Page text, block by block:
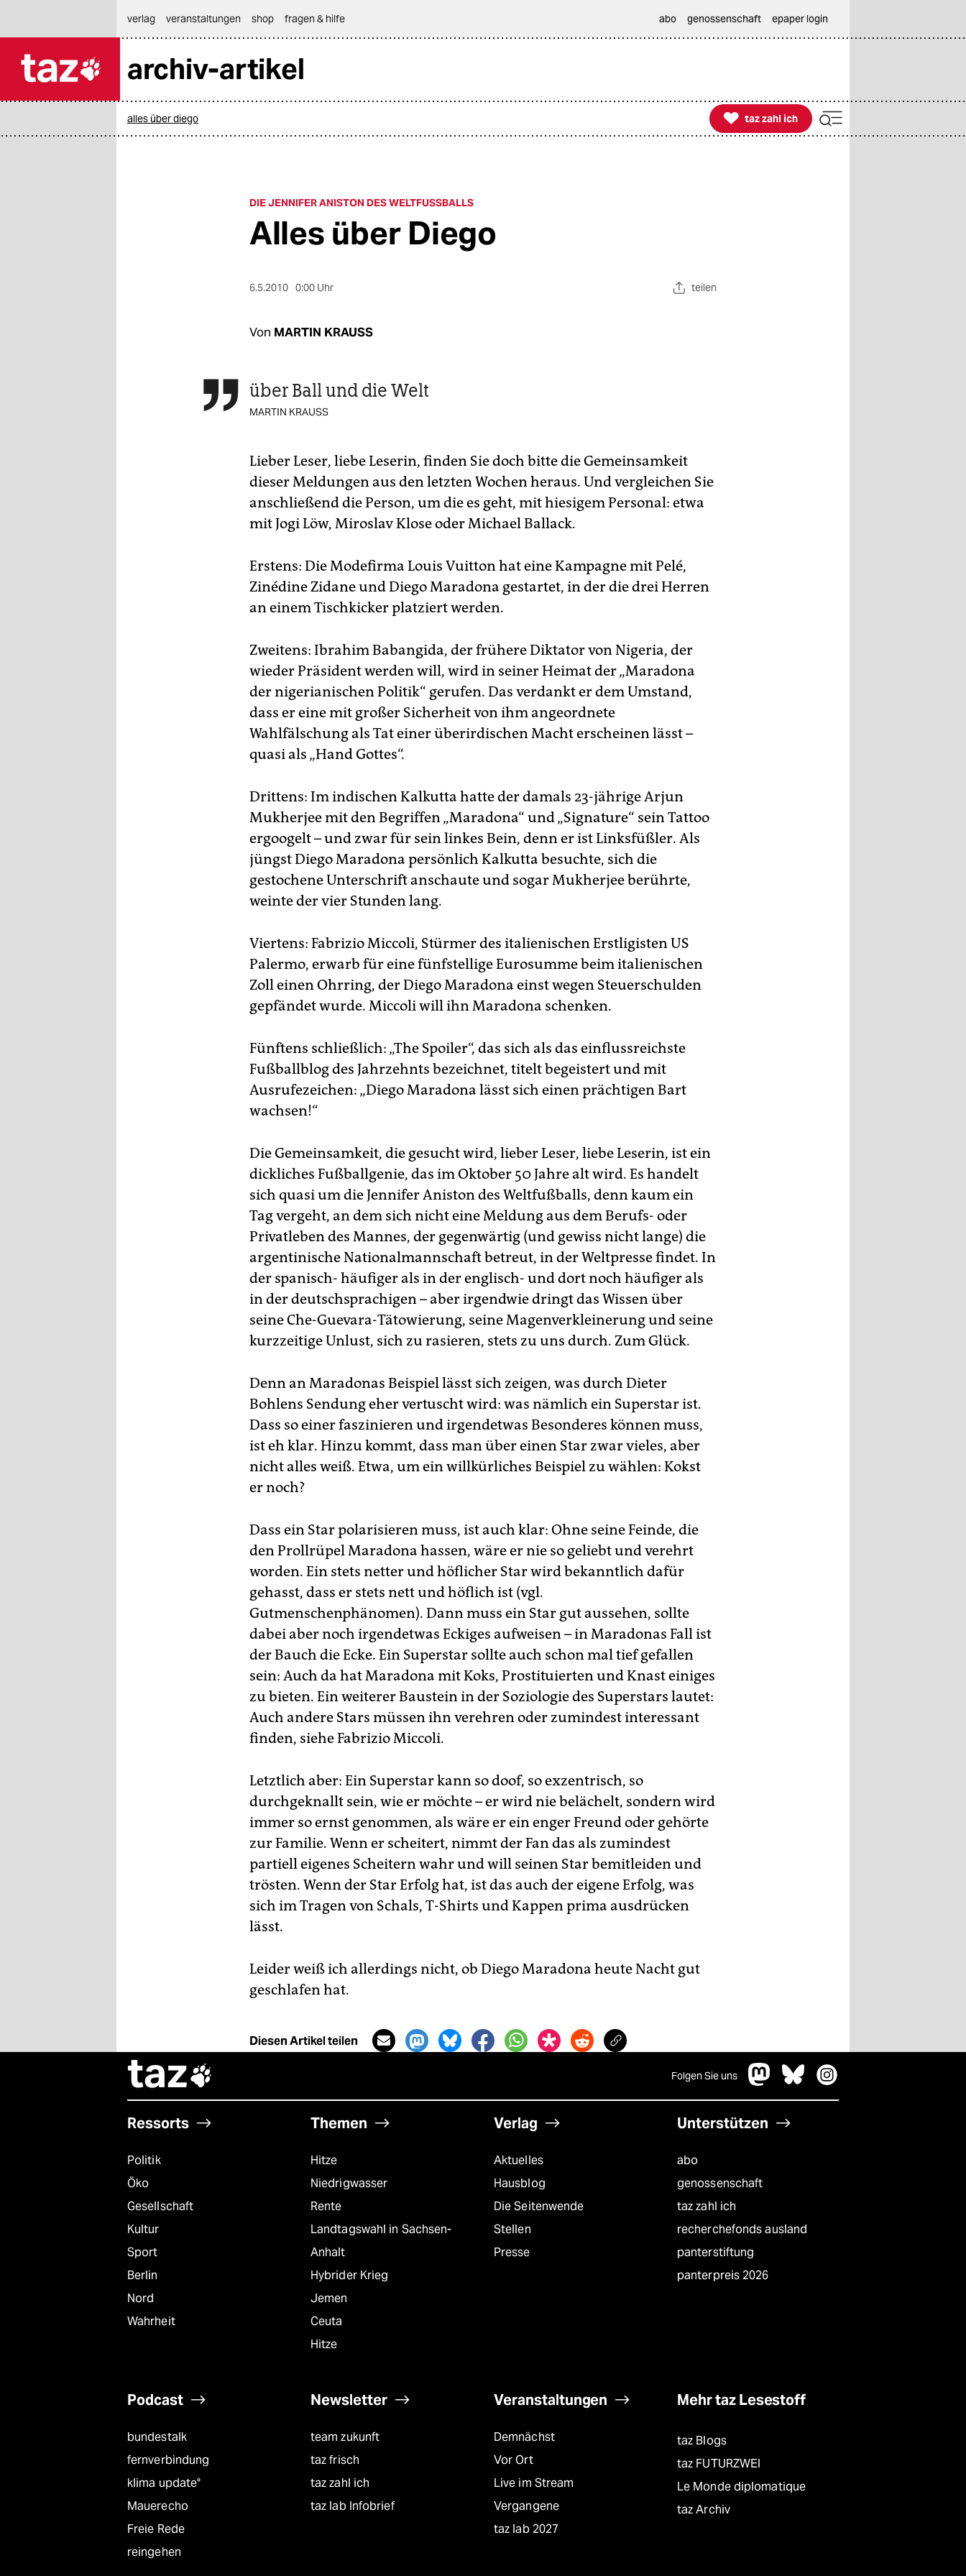
themen
verlag
veranstaltungen shop fragen & hilfe abo genossenschaft epaper login
archiv-artikel
alles über diego 
taz zahl ich
taz zahl ich
DIE JENNIFER ANISTON DES WELTFUSSBALLS
Alles über Diego
6.5.2010 0:00 Uhr teilen
Von MARTIN KRAUSS
 über Ball und die Welt
MARTIN KRAUSS
Lieber Leser, liebe Leserin, finden Sie doch bitte die Gemeinsamkeit
dieser Meldungen aus den letzten Wochen heraus. Und vergleichen Sie
anschließend die Person, um die es geht, mit hiesigem Personal: etwa
mit Jogi Löw, Miroslav Klose oder Michael Ballack.
Erstens: Die Modefirma Louis Vuitton hat eine Kampagne mit Pelé,
Zinédine Zidane und Diego Maradona gestartet, in der die drei Herren
an einem Tischkicker platziert werden.
Zweitens: Ibrahim Babangida, der frühere Diktator von Nigeria, der
wieder Präsident werden will, wird in seiner Heimat der „Maradona
der nigerianischen Politik“ gerufen. Das verdankt er dem Umstand,
dass er eine mit großer Sicherheit von ihm angeordnete
Wahlfälschung als Tat einer überirdischen Macht erscheinen lässt –
quasi als „Hand Gottes“.
Drittens: Im indischen Kalkutta hatte der damals 23-jährige Arjun
Mukherjee mit den Begriffen „Maradona“ und „Signature“ sein Tattoo
ergoogelt – und zwar für sein linkes Bein, denn er ist Linksfüßler. Als
jüngst Diego Maradona persönlich Kalkutta besuchte, sich die
gestochene Unterschrift anschaute und sogar Mukherjee berührte,
weinte der vier Stunden lang.
Viertens: Fabrizio Miccoli, Stürmer des italienischen Erstligisten US
Palermo, erwarb für eine fünfstellige Eurosumme beim italienischen
Zoll einen Ohrring, der Diego Maradona einst wegen Steuerschulden
gepfändet wurde. Miccoli will ihn Maradona schenken.
Fünftens schließlich: „The Spoiler“, das sich als das einflussreichste
Fußballblog des Jahrzehnts bezeichnet, titelt begeistert und mit
Ausrufezeichen: „Diego Maradona lässt sich einen prächtigen Bart
wachsen!“
Die Gemeinsamkeit, die gesucht wird, lieber Leser, liebe Leserin, ist ein
dickliches Fußballgenie, das im Oktober 50 Jahre alt wird. Es handelt
sich quasi um die Jennifer Aniston des Weltfußballs, denn kaum ein
Tag vergeht, an dem sich nicht eine Meldung aus dem Berufs- oder
Privatleben des Mannes, der gegenwärtig (und gewiss nicht lange) die
argentinische Nationalmannschaft betreut, in der Weltpresse findet. In
der spanisch- häufiger als in der englisch- und dort noch häufiger als
in der deutschsprachigen – aber irgendwie dringt das Wissen über
seine Che-Guevara-Tätowierung, seine Magenverkleinerung und seine
kurzzeitige Unlust, sich zu rasieren, stets zu uns durch. Zum Glück.
Denn an Maradonas Beispiel lässt sich zeigen, was durch Dieter
Bohlens Sendung eher vertuscht wird: was nämlich ein Superstar ist.
Dass so einer faszinieren und irgendetwas Besonderes können muss,
ist eh klar. Hinzu kommt, dass man über einen Star zwar vieles, aber
nicht alles weiß. Etwa, um ein willkürliches Beispiel zu wählen: Kokst
er noch?
Dass ein Star polarisieren muss, ist auch klar: Ohne seine Feinde, die
den Prollrüpel Maradona hassen, wäre er nie so geliebt und verehrt
worden. Ein stets netter und höflicher Star wird bekanntlich dafür
gehasst, dass er stets nett und höflich ist (vgl.
Gutmenschenphänomen). Dann muss ein Star gut aussehen, sollte
dabei aber noch irgendetwas Eckiges aufweisen – in Maradonas Fall ist
der Bauch die Ecke. Ein Superstar sollte auch schon mal tief gefallen
sein: Auch da hat Maradona mit Koks, Prostituierten und Knast einiges
zu bieten. Ein weiterer Baustein in der Soziologie des Superstars lautet:
Auch andere Stars müssen ihn verehren oder zumindest interessant
finden, siehe Fabrizio Miccoli.
Letztlich aber: Ein Superstar kann so doof, so exzentrisch, so
durchgeknallt sein, wie er möchte – er wird nie belächelt, sondern wird
immer so ernst genommen, als wäre er ein enger Freund oder gehörte
zur Familie. Wenn er scheitert, nimmt der Fan das als zumindest
partiell eigenes Scheitern wahr und will seinen Star bemitleiden und
trösten. Wenn der Star Erfolg hat, ist das auch der eigene Erfolg, was
sich im Tragen von Schals, T-Shirts und Kappen prima ausdrücken
lässt.
Leider weiß ich allerdings nicht, ob Diego Maradona heute Nacht gut
geschlafen hat.
Diesen Artikel teilen
taz Folgen Sie uns
Ressorts
Politik
Öko
Gesellschaft
Kultur
Sport
Berlin
Nord
Wahrheit
Themen
Hitze
Niedrigwasser
Rente
Landtagswahl in Sachsen-
Anhalt
Hybrider Krieg
Jemen
Ceuta
Hitze
Verlag
Aktuelles
Hausblog
Die Seitenwende
Stellen
Presse
Unterstützen
abo
genossenschaft
taz zahl ich
recherchefonds ausland
panterstiftung
panterpreis 2026
Podcast
bundestalk
fernverbindung
klima update°
Mauerecho
Freie Rede
reingehen
Newsletter
team zukunft
taz frisch
taz zahl ich
taz lab Infobrief
Veranstaltungen
Demnächst
Vor Ort
Live im Stream
Vergangene
taz lab 2027
Mehr taz Lesestoff
taz Blogs
taz FUTURZWEI
Le Monde diplomatique
taz Archiv